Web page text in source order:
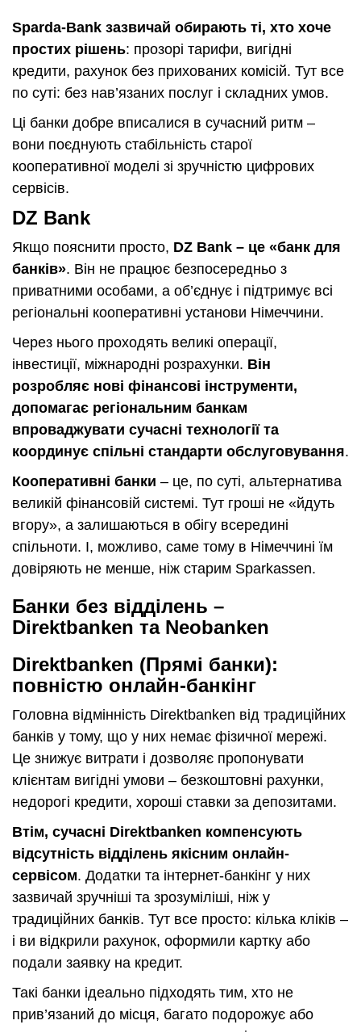
Sparda-Bank зазвичай обирають ті, хто хоче
простих рішень: прозорі тарифи, вигідні
кредити, рахунок без прихованих комісій. Тут все
по суті: без нав’язаних послуг і складних умов.
Ці банки добре вписалися в сучасний ритм –
вони поєднують стабільність старої
кооперативної моделі зі зручністю цифрових
сервісів.
DZ Bank
Якщо пояснити просто, DZ Bank – це «банк для
банків». Він не працює безпосередньо з
приватними особами, а об’єднує і підтримує всі
регіональні кооперативні установи Німеччини.
Через нього проходять великі операції,
інвестиції, міжнародні розрахунки. Він
розробляє нові фінансові інструменти,
допомагає регіональним банкам
впроваджувати сучасні технології та
координує спільні стандарти обслуговування.
Кооперативні банки – це, по суті, альтернатива
великій фінансовій системі. Тут гроші не «йдуть
вгору», а залишаються в обігу всередині
спільноти. І, можливо, саме тому в Німеччині їм
довіряють не менше, ніж старим Sparkassen.
Банки без відділень –
Direktbanken та Neobanken
Direktbanken (Прямі банки):
повністю онлайн-банкінг
Головна відмінність Direktbanken від традиційних
банків у тому, що у них немає фізичної мережі.
Це знижує витрати і дозволяє пропонувати
клієнтам вигідні умови – безкоштовні рахунки,
недорогі кредити, хороші ставки за депозитами.
Втім, сучасні Direktbanken компенсують
відсутність відділень якісним онлайн-
сервісом. Додатки та інтернет-банкінг у них
зазвичай зручніші та зрозуміліші, ніж у
традиційних банків. Тут все просто: кілька кліків –
і ви відкрили рахунок, оформили картку або
подали заявку на кредит.
Такі банки ідеально підходять тим, хто не
прив’язаний до місця, багато подорожує або